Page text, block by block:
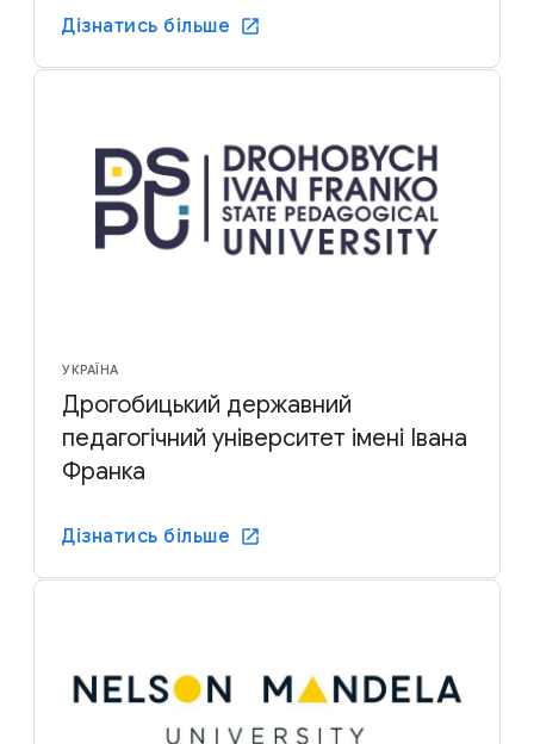
Дізнатись більше
УКРАЇНА
Дрогобицький державний
педагогічний університет імені Івана
Франка
Дізнатись більше